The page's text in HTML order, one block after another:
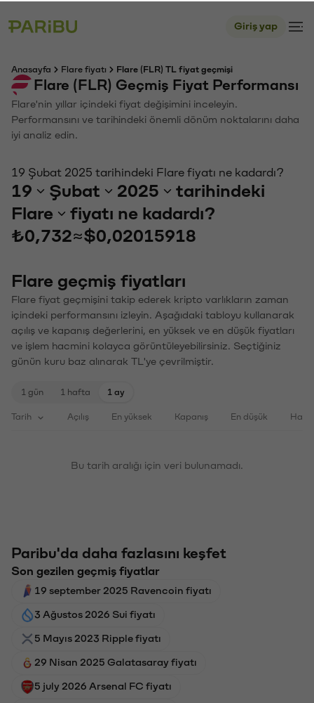
Giriş yap
Anasayfa Flare fiyatı Flare (FLR) TL fiyat geçmişi
Flare (FLR) Geçmiş Fiyat Performansı
Flare'nin yıllar içindeki fiyat değişimini inceleyin.
Performansını ve tarihindeki önemli dönüm noktalarını daha
iyi analiz edin.
19 Şubat 2025 tarihindeki Flare fiyatı ne kadardı?
19 Şubat 2025
tarihindeki
Flare
fiyatı ne kadardı?
₺0,732≈$0,02015918
Flare geçmiş fiyatları
Flare fiyat geçmişini takip ederek kripto varlıkların zaman
içindeki performansını izleyin. Aşağıdaki tabloyu kullanarak
açılış ve kapanış değerlerini, en yüksek ve en düşük fiyatları
ve işlem hacmini kolayca görüntüleyebilirsiniz. Seçtiğiniz
günün kuru baz alınarak TL'ye çevrilmiştir.
1 gün 1 hafta 1 ay
Tarih Açılış En yüksek Kapanış En düşük
Bu tarih aralığı için veri bulunamadı.
Paribu'da daha fazlasını keşfet
Son gezilen geçmiş fiyatlar
19 september 2025 Ravencoin fiyatı
3 Ağustos 2026 Sui fiyatı
5 Mayıs 2023 Ripple fiyatı
29 Nisan 2025 Galatasaray fiyatı
5 july 2026 Arsenal FC fiyatı